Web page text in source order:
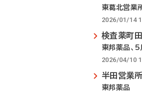
東葛北営業
2026/01/14
検査薬町
東邦薬品、
2026/04/10
半田営業
東邦薬品